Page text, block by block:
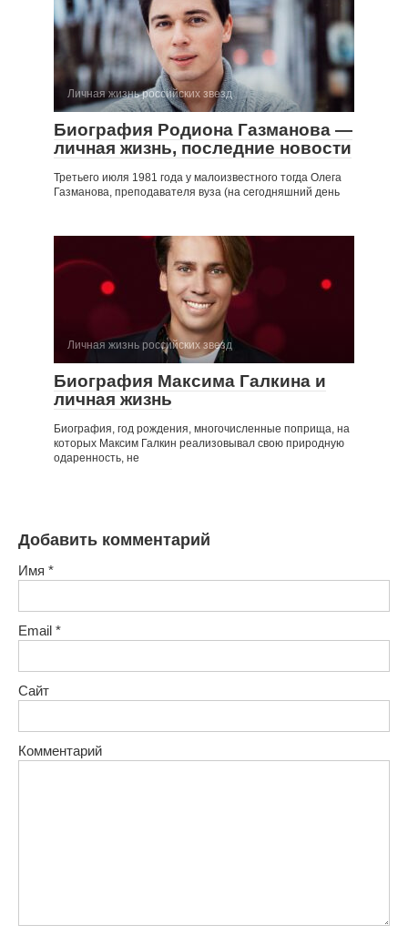
Личная жизнь российских звезд
Биография Родиона Газманова —
личная жизнь, последние новости
Третьего июля 1981 года у малоизвестного тогда Олега
Газманова, преподавателя вуза (на сегодняшний день
Личная жизнь российских звезд
Биография Максима Галкина и
личная жизнь
Биография, год рождения, многочисленные поприща, на
которых Максим Галкин реализовывал свою природную
одаренность, не
Добавить комментарий
Имя *
Email *
Сайт
Комментарий